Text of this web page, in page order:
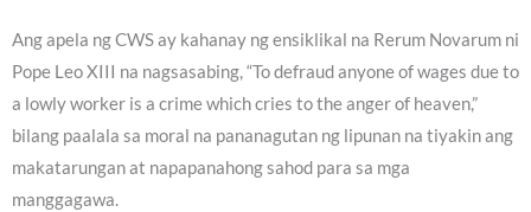
Ang apela ng CWS ay kahanay ng ensiklikal na Rerum Novarum ni
Pope Leo XIII na nagsasabing, “To defraud anyone of wages due to
a lowly worker is a crime which cries to the anger of heaven,”
bilang paalala sa moral na pananagutan ng lipunan na tiyakin ang
makatarungan at napapanahong sahod para sa mga
manggagawa.